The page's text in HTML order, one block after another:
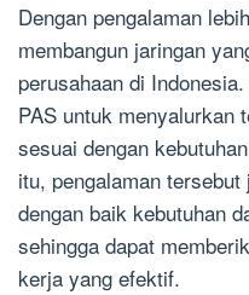
Dengan pengalaman
membangun jaringan
perusahaan di
PAS untuk menyalurkan
sesuai dengan
itu, pengalaman
dengan baik kebutuhan
sehingga dapat
kerja yang efektif.